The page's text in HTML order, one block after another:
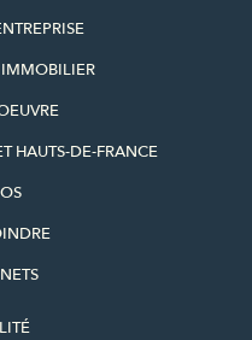
IMMOBILIER
HAUTS-DE-FRANCE